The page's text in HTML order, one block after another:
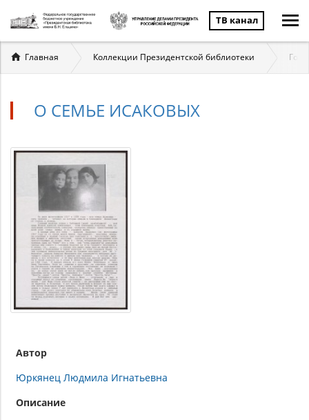
ТВ канал
Вы
здесь
Главная Коллекции Президентской библиотеки
О СЕМЬЕ ИСАКОВЫХ
Автор
Юркянец Людмила Игнатьевна
Описание